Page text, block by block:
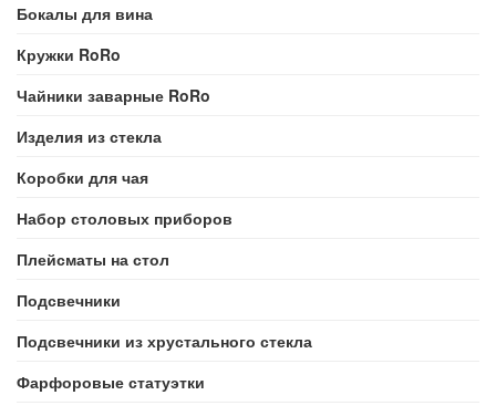
Бокалы для вина
Кружки RoRo
Чайники заварные RoRo
Изделия из стекла
Коробки для чая
Набор столовых приборов
Плейсматы на стол
Подсвечники
Подсвечники из хрустального стекла
Фарфоровые статуэтки